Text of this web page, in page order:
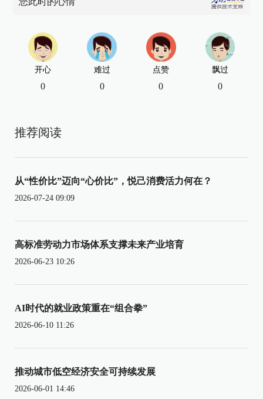
开心
0
难过
0
点赞
0
飘过
0
推荐阅读
从“性价比”迈向“心价比”，悦己消费活力何在？
2026-07-24 09:09
高标准劳动力市场体系支撑未来产业培育
2026-06-23 10:26
AI时代的就业政策重在“组合拳”
2026-06-10 11:26
推动城市低空经济安全可持续发展
2026-06-01 14:46